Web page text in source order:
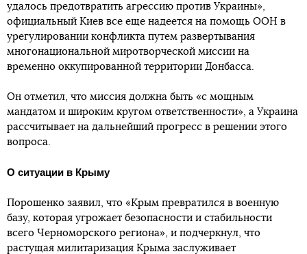
удалось предотвратить агрессию против Украины»,
официальный Киев все еще надеется на помощь ООН в
урегулировании конфликта путем развертывания
многонациональной миротворческой миссии на
временно оккупированной территории Донбасса.
Он отметил, что миссия должна быть «с мощным
мандатом и широким кругом ответственности», а Украина
рассчитывает на дальнейший прогресс в решении этого
вопроса.
О ситуации в Крыму
Порошенко заявил, что «Крым превратился в военную
базу, которая угрожает безопасности и стабильности
всего Черноморского региона», и подчеркнул, что
растущая милитаризация Крыма заслуживает